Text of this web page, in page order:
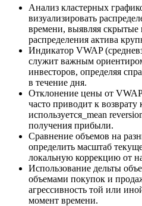
Анализ кластерных
визуализировать
времени, выявляя скрытые
распределения актива
Индикатор VWAP
служит важным
инвесторов, определяя
в течение дня.
Отклонение цены от VWAP
часто приводит к возврату
используется_mean
получения прибыли.
Сравнение объемов на
определить масштаб
локальную коррекцию от
Использование дельты
объемами покупок и
агрессивность той или
момент времени.